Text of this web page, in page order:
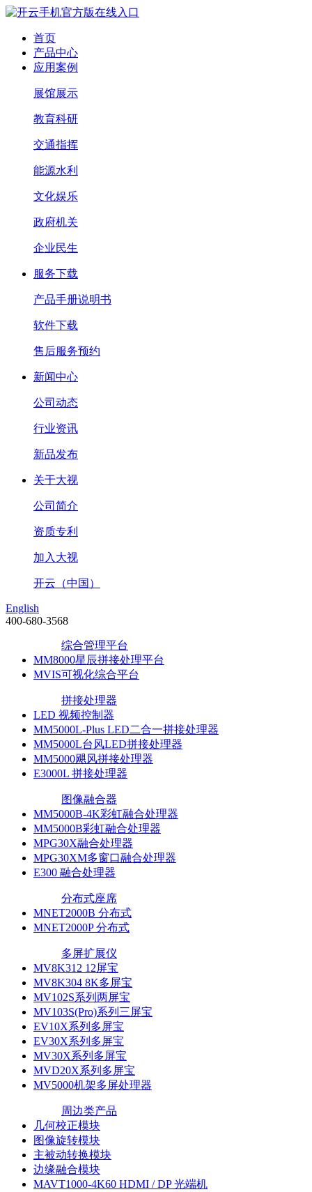
首页
产品中心
应用案例
展馆展示
教育科研
交通指挥
能源水利
文化娱乐
政府机关
企业民生
服务下载
产品手册说明书
软件下载
售后服务预约
新闻中心
公司动态
行业资讯
新品发布
关于大视
公司简介
资质专利
加入大视
开云（中国）
English
400-680-3568
综合管理平台
MM8000星辰拼接处理平台
MVIS可视化综合平台
拼接处理器
LED 视频控制器
MM5000L-Plus LED二合一拼接处理器
MM5000L台风LED拼接处理器
MM5000飓风拼接处理器
E3000L 拼接处理器
图像融合器
MM5000B-4K彩虹融合处理器
MM5000B彩虹融合处理器
MPG30X融合处理器
MPG30XM多窗口融合处理器
E300 融合处理器
分布式座席
MNET2000B 分布式
MNET2000P 分布式
多屏扩展仪
MV8K312 12屏宝
MV8K304 8K多屏宝
MV102S系列两屏宝
MV103S(Pro)系列三屏宝
EV10X系列多屏宝
EV30X系列多屏宝
MV30X系列多屏宝
MVD20X系列多屏宝
MV5000机架多屏处理器
周边类产品
几何校正模块
图像旋转模块
主被动转换模块
边缘融合模块
MAVT1000-4K60 HDMI / DP 光端机